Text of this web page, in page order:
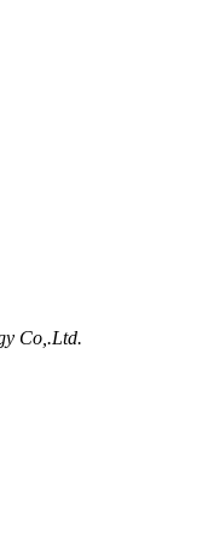
Co,.Ltd.